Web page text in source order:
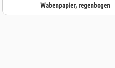
Wabenpapier, regenbogen